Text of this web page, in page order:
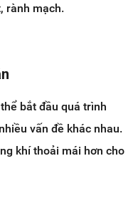
rành mạch.
bắt đầu quá trình
vấn đề khác nhau.
khí thoải mái hơn cho